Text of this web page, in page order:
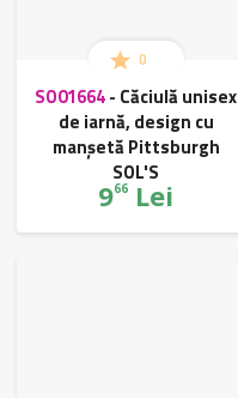
0
SO01664- Căciulă unisex
de iarnă, design cu
manșetă Pittsburgh
SOL'S
966 Lei